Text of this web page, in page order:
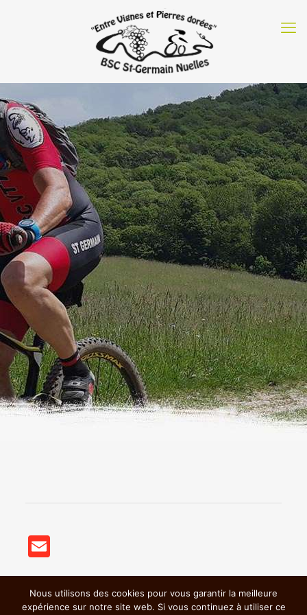
Email
© 2018 BSC VTT St Germain Nuelles | Mentions légales &
Politiques de confidentialité|
Nous utilisons des cookies pour vous garantir la meilleure
expérience sur notre site web. Si vous continuez à utiliser ce